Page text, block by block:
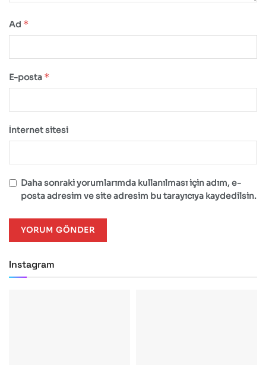
Ad *
E-posta *
İnternet sitesi
Daha sonraki yorumlarımda kullanılması için adım, e-
posta adresim ve site adresim bu tarayıcıya kaydedilsin.
Instagram